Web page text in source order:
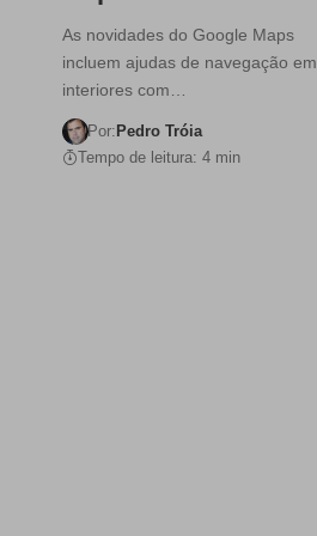
As novidades do Google Maps
incluem ajudas de navegação em
interiores com…
Por: Pedro Tróia
Tempo de leitura: 4 min